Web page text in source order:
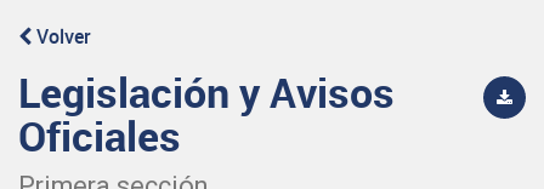
Volver
Legislación y Avisos
Oficiales